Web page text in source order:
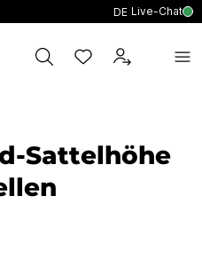
DE Live-Chat
Sattelhöhe